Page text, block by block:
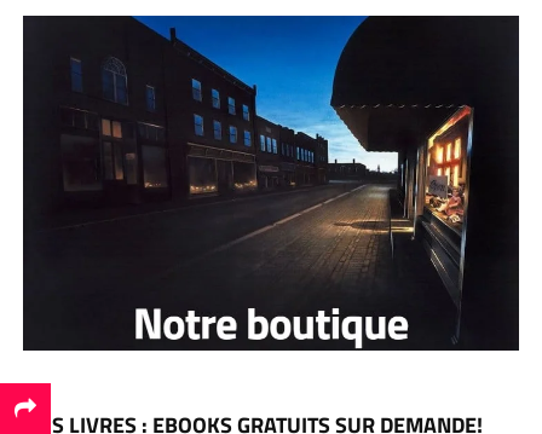
NOS LIVRES : EBOOKS GRATUITS SUR DEMANDE!